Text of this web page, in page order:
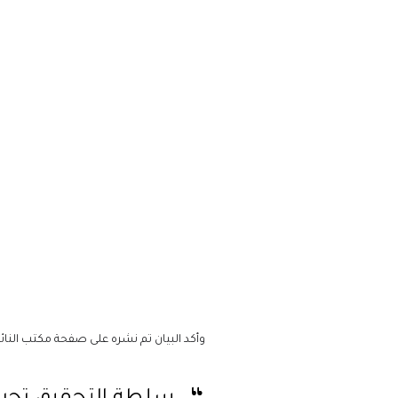
وأكد البيان تم نشره على صفحة مكتب